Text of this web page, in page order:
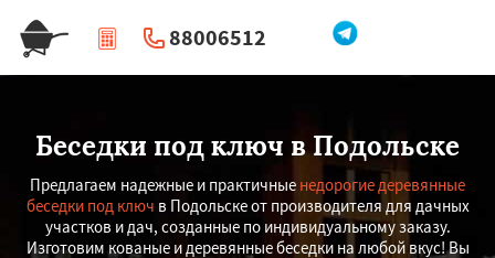
88006512
| Перезвоните мне
Беседки под ключ в Подольске
Предлагаем надежные и практичные недорогие деревянные
беседки под ключ в Подольске от производителя для дачных
участков и дач, созданные по индивидуальному заказу.
Изготовим кованые и деревянные беседки на любой вкус! Вы